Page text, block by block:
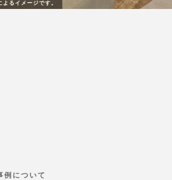
例について